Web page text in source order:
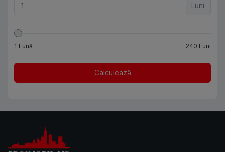
Luni
1 Lună 240 Luni
Calculează